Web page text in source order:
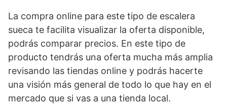
La compra online para este tipo de escalera
sueca te facilita visualizar la oferta disponible,
podrás comparar precios. En este tipo de
producto tendrás una oferta mucha más amplia
revisando las tiendas online y podrás hacerte
una visión más general de todo lo que hay en el
mercado que si vas a una tienda local.